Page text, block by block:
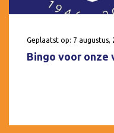
Geplaatst op: 7 augustus,
Bingo voor onze